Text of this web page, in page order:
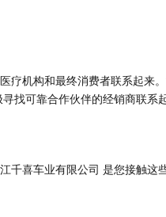
机构和最终消费者联系起
找可靠合作伙伴的经销商联系
喜车业有限公司 是您接触